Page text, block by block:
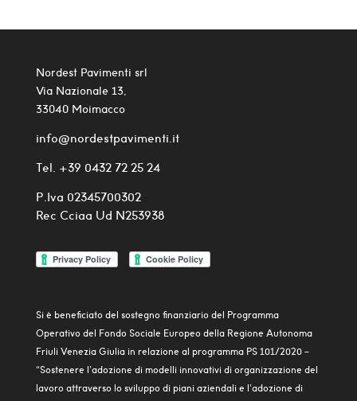
Nordest Pavimenti srl
Via Nazionale 13,
33040 Moimacco
info@nordestpavimenti.it
Tel. +39 0432 72 25 24
P.Iva 02345700302
Rec Cciaa Ud N253938
Si è beneficiato del sostegno finanziario del Programma
Operativo del Fondo Sociale Europeo della Regione Autonoma
Friuli Venezia Giulia in relazione al programma PS 101/2020 –
“Sostenere l’adozione di modelli innovativi di organizzazione del
lavoro attraverso lo sviluppo di piani aziendali e l’adozione di